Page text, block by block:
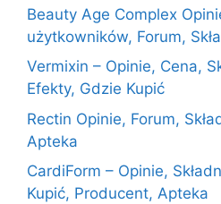
Beauty Age Сomplex
użytkowników, Forum,
Vermixin – Opinie, Cena,
Efekty, Gdzie Kupić
Rectin Opinie, Forum,
Apteka
CardiForm – Opinie,
Kupić, Producent, Apteka